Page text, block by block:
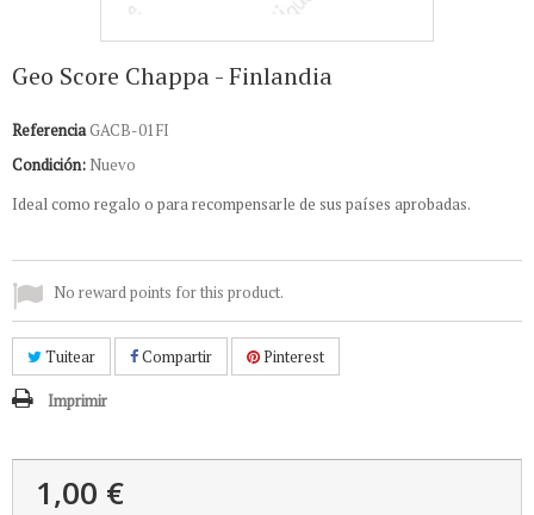
Geo Score Chappa - Finlandia
ReferenciaGACB-01FI
Condición: Nuevo
Ideal como regalo o para recompensarle de sus países aprobadas.
No reward points for this product.
Tuitear Compartir Pinterest
Imprimir
1,00 €